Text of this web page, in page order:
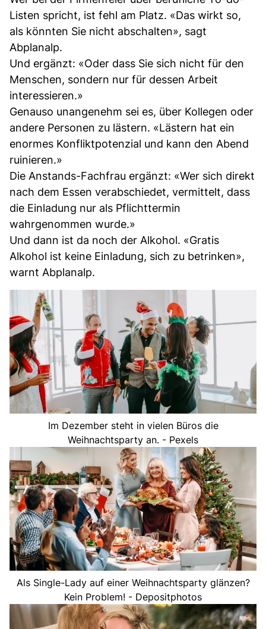
Listen spricht, ist fehl am Platz. «Das wirkt so,
als könnten Sie nicht abschalten», sagt
Abplanalp.
Und ergänzt: «Oder dass Sie sich nicht für den
Menschen, sondern nur für dessen Arbeit
interessieren.»
Genauso unangenehm sei es, über Kollegen oder
andere Personen zu lästern. «Lästern hat ein
enormes Konfliktpotenzial und kann den Abend
ruinieren.»
Die Anstands-Fachfrau ergänzt: «Wer sich direkt
nach dem Essen verabschiedet, vermittelt, dass
die Einladung nur als Pflichttermin
wahrgenommen wurde.»
Und dann ist da noch der Alkohol. «Gratis
Alkohol ist keine Einladung, sich zu betrinken»,
warnt Abplanalp.
Im Dezember steht in vielen Büros die
Weihnachtsparty an. - Pexels
Als Single-Lady auf einer Weihnachtsparty glänzen?
Kein Problem! - Depositphotos